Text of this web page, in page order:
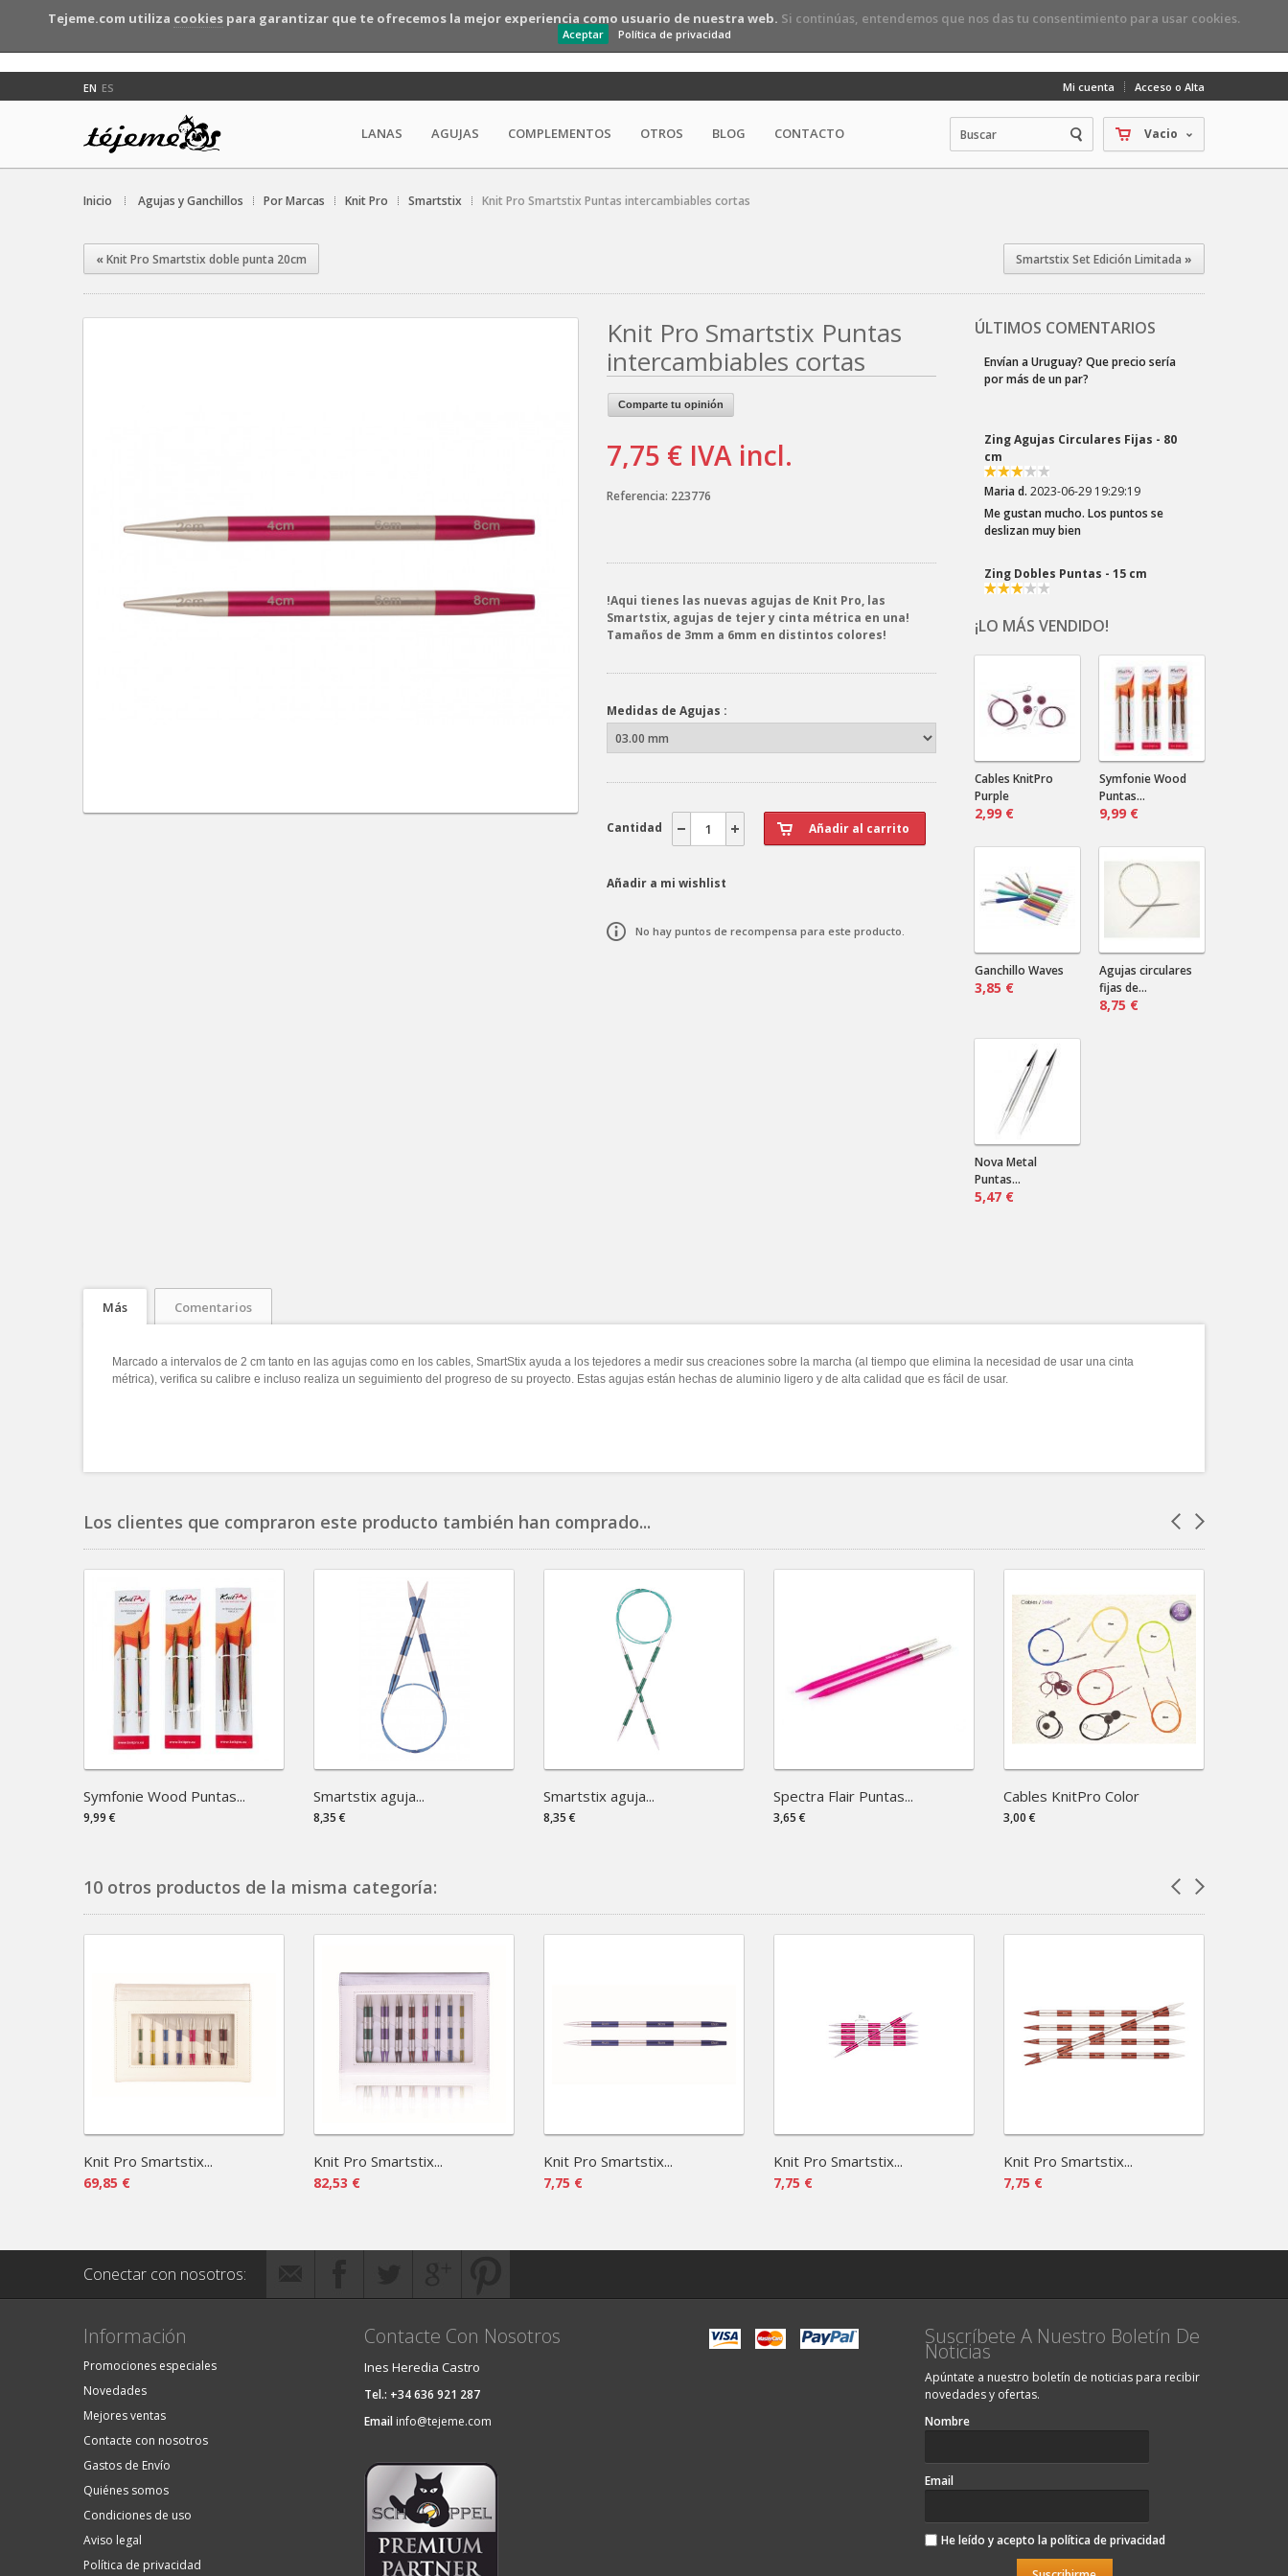
Tejeme.com utiliza cookies para garantizar que te ofrecemos la mejor experiencia como usuario de nuestra web. Si continúas, entendemos que nos das tu consentimiento para usar cookies.
Aceptar Política de privacidad
Mi cuenta Acceso o Alta
Vacio
EN ES
LANAS AGUJAS COMPLEMENTOS OTROS BLOG CONTACTO
Inicio Agujas y Ganchillos Por Marcas Knit Pro Smartstix Knit Pro Smartstix Puntas intercambiables cortas
«Knit Pro Smartstix doble punta 20cm Smartstix Set Edición Limitada »
ÚLTIMOS COMENTARIOS
Zing Agujas Circulares Fijas - 80
Me gustan mucho. Los puntos se
deslizan muy bien
Zing Dobles Puntas - 15 cm
Los puntos se deslizan muy bien. Me
son muy prácticas para las mangas
2023-03-22 20:10:32
¡Los colores del Zauberball "Crazy"
son tan divertidos! Elegí esta lana por
el los azules...
Crazy Zauberball Malerwinkel
Dala .
2023-03-22 20:06:16
bien con un color liso oscuro.
¿Marino? ¿Negro? ¿Verde?...
Cardas de mano
2024-08-16 18:12:31
Envían a Uruguay? Que precio sería
por más de un par?
¡LO MÁS VENDIDO!
Cables KnitPro
Purple
2,99 €
Symfonie Wood
Puntas...
9,99 €
Ganchillo Waves
3,85 €
Agujas circulares
fijas de...
8,75 €
Nova Metal
Puntas...
5,47 €
Knit Pro Smartstix Puntas
intercambiables cortas
Comparte tu opinión
7,75 € IVA incl.
Referencia: 223776
!Aqui tienes las nuevas agujas de Knit Pro, las
Smartstix, agujas de tejer y cinta métrica en una!
Tamaños de 3mm a 6mm en distintos colores!
Medidas de Agujas :
Cantidad
Añadir a mi wishlist
No hay puntos de recompensa para este producto.
Más Comentarios
Marcado a intervalos de 2 cm tanto en las agujas como en los cables, SmartStix ayuda a los tejedores a medir sus creaciones sobre la marcha (al tiempo que elimina la necesidad de usar una cinta
métrica), verifica su calibre e incluso realiza un seguimiento del progreso de su proyecto. Estas agujas están hechas de aluminio ligero y de alta calidad que es fácil de usar.
Los clientes que compraron este producto también han comprado...
Symfonie Wood Puntas...
9,99 €
Smartstix aguja...
8,35 €
Smartstix aguja...
8,35 €
Spectra Flair Puntas...
3,65 €
Cables KnitPro Color
3,00 €
10 otros productos de la misma categoría:
Knit Pro Smartstix...
69,85 €
Knit Pro Smartstix...
82,53 €
Knit Pro Smartstix...
7,75 €
Knit Pro Smartstix...
7,75 €
Knit Pro Smartstix...
7,75 €
Conectar con nosotros:
Información
Promociones especiales
Novedades
Mejores ventas
Contacte con nosotros
Gastos de Envío
Quiénes somos
Condiciones de uso
Aviso legal
Política de privacidad
Contacte Con Nosotros
Ines Heredia Castro
Tel.: +34 636 921 287
Email info@tejeme.com
Suscríbete A Nuestro Boletín De
Noticias
Apúntate a nuestro boletín de noticias para recibir
novedades y ofertas.
Nombre
Email
He leído y acepto la política de privacidad